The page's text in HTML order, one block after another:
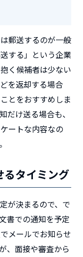
郵送するのが一般
する」という企業
く候補者は少ない
を返却する場合
とをおすすめしま
だけ送る場合も、
ートな内容なの
るタイミング
が決まるので、で
書での通知を予定
メールでお知らせ
、面接や審査から